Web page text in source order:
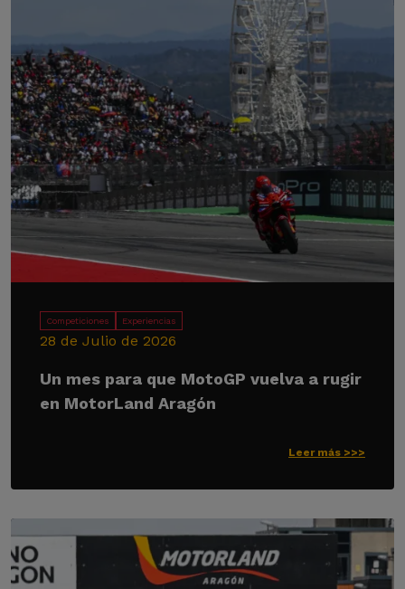
Competiciones Experiencias
28 de Julio de 2026
Un mes para que MotoGP vuelva a rugir
en MotorLand Aragón
Leer más >>>